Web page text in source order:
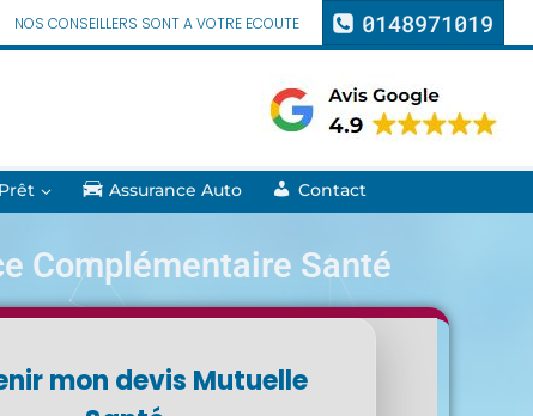
NOS CONSEILLERS SONT A VOTRE ECOUTE 0148971019
Assurance Auto Contact
Complémentaire Santé
mon devis Mutuelle